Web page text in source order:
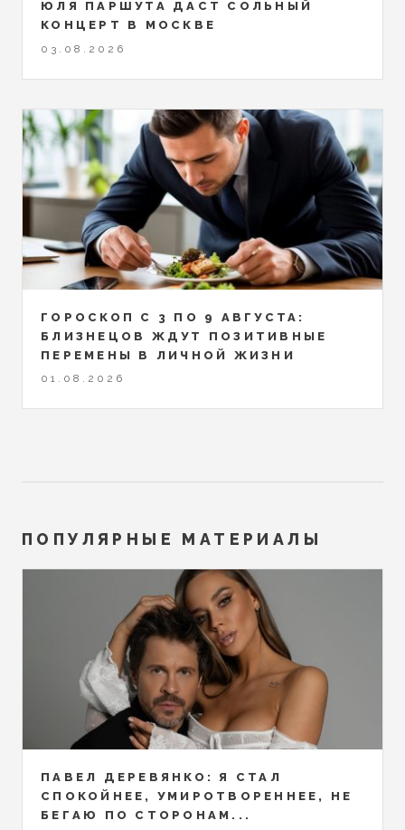
ЮЛЯ ПАРШУТА ДАСТ СОЛЬНЫЙ
КОНЦЕРТ В МОСКВЕ
03.08.2026
ГОРОСКОП С 3 ПО 9 АВГУСТА:
БЛИЗНЕЦОВ ЖДУТ ПОЗИТИВНЫЕ
ПЕРЕМЕНЫ В ЛИЧНОЙ ЖИЗНИ
01.08.2026
ПОПУЛЯРНЫЕ МАТЕРИАЛЫ
ПАВЕЛ ДЕРЕВЯНКО: Я СТАЛ
СПОКОЙНЕЕ, УМИРОТВОРЕННЕЕ, НЕ
БЕГАЮ ПО СТОРОНАМ...